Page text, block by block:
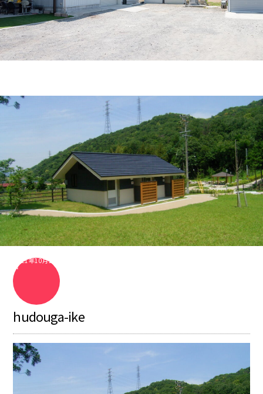
2021年10月26
日
hudouga-ike